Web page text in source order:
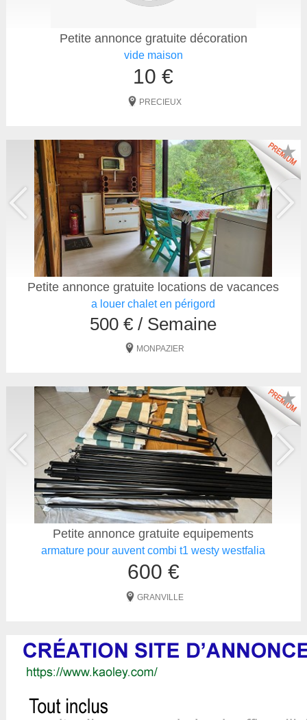
Petite annonce gratuite décoration
vide maison
10 €
PRECIEUX
Petite annonce gratuite locations de vacances
a louer chalet en périgord
500 € / Semaine
MONPAZIER
★
Petite annonce gratuite equipements
armature pour auvent combi t1 westy westfalia
600 €
GRANVILLE
★